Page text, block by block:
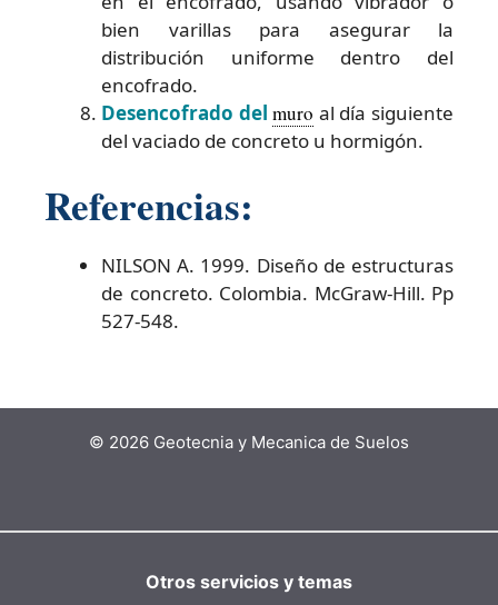
bien varillas para asegurar la
distribución uniforme dentro del
encofrado.
Desencofrado delmuro al día siguiente
del vaciado de concreto u hormigón.
Referencias:
NILSON A. 1999. Diseño de estructuras
de concreto. Colombia. McGraw-Hill. Pp
527-548.
© 2026 Geotecnia y Mecanica de Suelos
Otros servicios y temas